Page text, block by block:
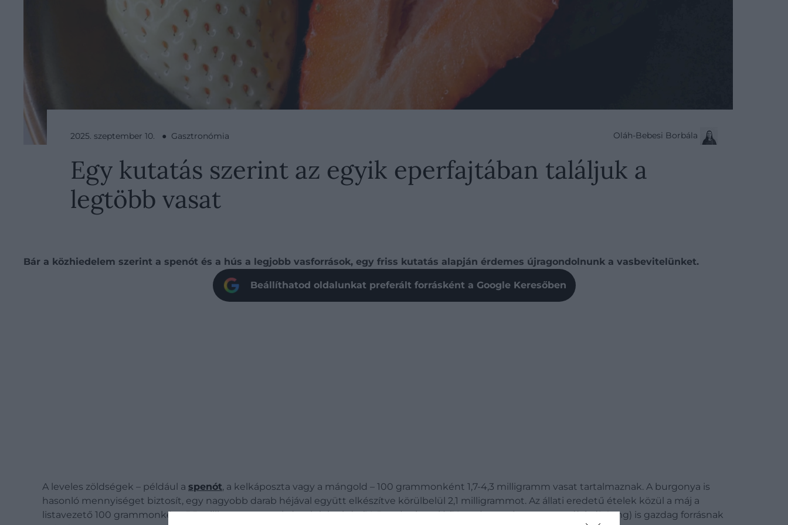
2025. szeptember 10. ● Gasztronómia Oláh-Bebesi Borbála
Egy kutatás szerint az egyik eperfajtában találjuk a
legtöbb vasat
Bár a közhiedelem szerint a spenót és a hús a legjobb vasforrások, egy friss kutatás alapján érdemes újragondolnunk a vasbevitelünket.
Beállíthatod oldalunkat preferált forrásként a Google Keresőben
A leveles zöldségek – például a spenót, a kelkáposzta vagy a mángold – 100 grammonként 1,7-4,3 milligramm vasat tartalmaznak. A burgonya is
hasonló mennyiséget biztosít, egy nagyobb darab héjával együtt elkészítve körülbelül 2,1 milligrammot. Az állati eredetű ételek közül a máj a
listavezető 100 grammonként 5,5 milligramm vassal, de a bárányhús (10,5 mg), a kagyló (10 mg) vagy éppen a szardínia (2,6 mg) is gazdag forrásnak